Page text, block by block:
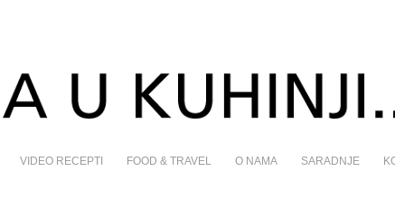
VIDEO RECEPTI FOOD & TRAVEL O NAMA SARADNJE